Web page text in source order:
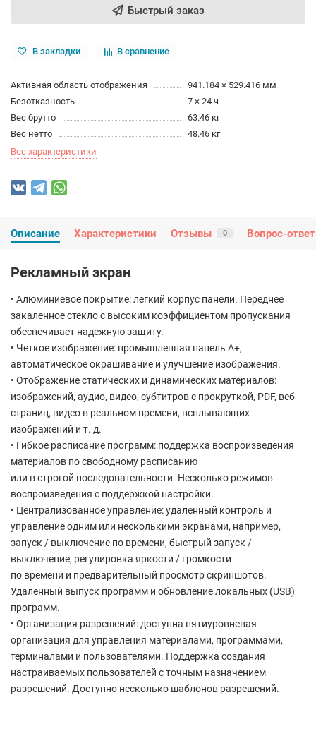
Быстрый заказ
В закладки В сравнение
Активная область отображения
941.184 × 529.416 мм
Безотказность
7 × 24 ч
Вес брутто
63.46 кг
Вес нетто
48.46 кг
Все характеристики
Описание Характеристики Отзывы 0 Вопрос-ответ
Рекламный экран
• Алюминиевое покрытие: легкий корпус панели. Переднее
закаленное стекло с высоким коэффициентом пропускания
обеспечивает надежную защиту.
• Четкое изображение: промышленная панель А+,
автоматическое окрашивание и улучшение изображения.
• Отображение статических и динамических материалов:
изображений, аудио, видео, субтитров с прокруткой, PDF, веб-
страниц, видео в реальном времени, всплывающих
изображений и т. д.
• Гибкое расписание программ: поддержка воспроизведения
материалов по свободному расписанию
или в строгой последовательности. Несколько режимов
воспроизведения с поддержкой настройки.
• Централизованное управление: удаленный контроль и
управление одним или несколькими экранами, например,
запуск / выключение по времени, быстрый запуск /
выключение, регулировка яркости / громкости
по времени и предварительный просмотр скриншотов.
Удаленный выпуск программ и обновление локальных (USB)
программ.
• Организация разрешений: доступна пятиуровневая
организация для управления материалами, программами,
терминалами и пользователями. Поддержка создания
настраиваемых пользователей с точным назначением
разрешений. Доступно несколько шаблонов разрешений.